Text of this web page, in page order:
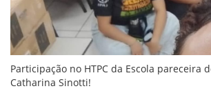
Participação no HTPC da Escola pareceira
Catharina Sinotti!